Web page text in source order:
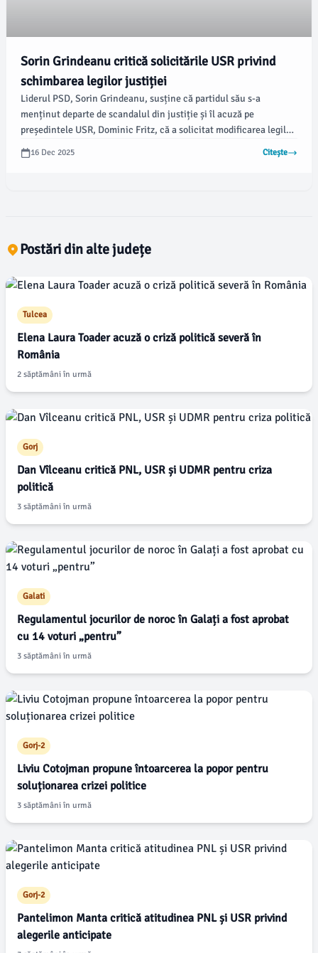
Sorin Grindeanu critică solicitările USR privind
schimbarea legilor justiției
Liderul PSD, Sorin Grindeanu, susține că partidul său s-a
menținut departe de scandalul din justiție și îl acuză pe
președintele USR, Dominic Fritz, că a solicitat modificarea legilor
în pofida faptului că este implicat într-un proces pentru
incompatibilitate. De asemenea, ministrul Justiției, Radu
16 Dec 2025 Citește
Postări din alte județe
Tulcea
Elena Laura Toader acuză o criză politică severă în
România
2 săptămâni în urmă
Gorj
Dan Vîlceanu critică PNL, USR și UDMR pentru criza
politică
3 săptămâni în urmă
Galati
Regulamentul jocurilor de noroc în Galați a fost aprobat
cu 14 voturi „pentru”
3 săptămâni în urmă
Gorj-2
Liviu Cotojman propune întoarcerea la popor pentru
soluționarea crizei politice
3 săptămâni în urmă
Gorj-2
Pantelimon Manta critică atitudinea PNL și USR privind
alegerile anticipate